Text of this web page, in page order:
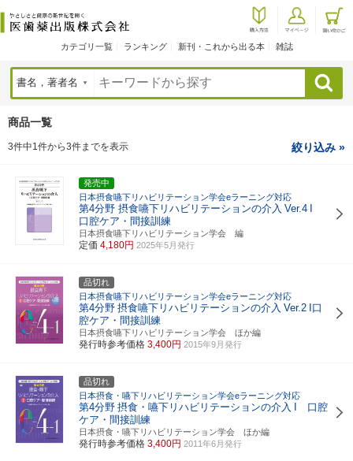
カテゴリ一覧 ランキング 新刊・これから出る本 雑誌
検索
商品一覧
3件中1件から3件までを表示 絞り込み »
発売中
日本摂食嚥下リハビリテーション学会eラーニング対応
第4分野 摂食嚥下リハビリテーションの介入 Ver.4
口腔ケア・間接訓練
日本摂食嚥下リハビリテーション学会 編
定価 4,180円 2025年5月発行
品切れ
日本摂食嚥下リハビリテーション学会eラーニング対応
第4分野 摂食嚥下リハビリテーションの介入 Ver.2 I口
腔ケア・間接訓練
日本摂食嚥下リハビリテーション学会 ほか編
発行時参考価格 3,400円 2015年9月発行
品切れ
日本摂食・嚥下リハビリテーション学会eラーニング対応
第4分野 摂食・嚥下リハビリテーションの介入
I 口腔
ケア・間接訓練
日本摂食・嚥下リハビリテーション学会 ほか編
発行時参考価格 3,400円 2011年6月発行